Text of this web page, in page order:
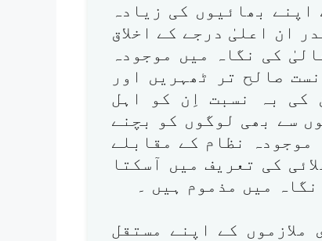
بھائیوں کی زیادہ
ان اعلیٰ درجے کے اخلاق
کی نگاہ میں موجودہ
صالح تر ٹھہریں اور
کی بہ نسبت اِن کو اہل
سے بھی لوگوں کو بچنے
موجودہ نظام کے مقابلے
کی تعریف میں آسکتا
میں مذموم ہیں ۔
کے اپنے مستقل